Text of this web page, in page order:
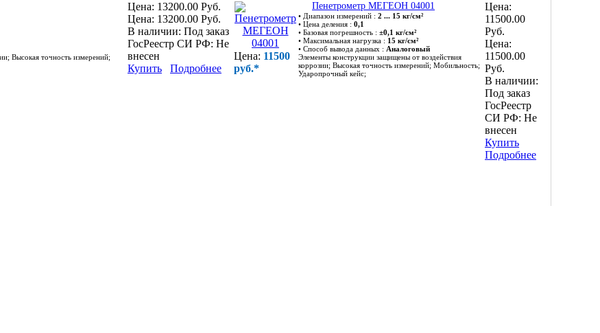
Высокая точность измерений;
Цена: 13200.00 Руб.
Цена: 13200.00 Руб.
В наличии: Под заказ
ГосРеестр СИ РФ: Не
внесен
Купить
Подробнее
Цена: 11500
руб.*
Пенетрометр МЕГЕОН 04001
• Диапазон измерений : 2 ... 15 кг/см²
• Цена деления : 0,1
• Базовая погрешность : ±0,1 кг/см²
• Максимальная нагрузка : 15 кг/см²
• Способ вывода данных : Аналоговый
Элементы конструкции защищены от воздействия
коррозии; Высокая точность измерений; Мобильность;
Ударопрочный кейс;
Цена:
11500.00
Руб.
Цена:
11500.00
Руб.
В наличии:
Под заказ
ГосРеестр
СИ РФ: Не
внесен
Купить
Подробнее